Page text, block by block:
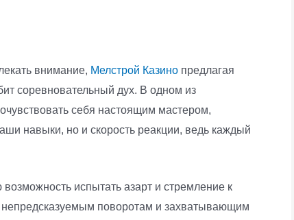
внимание, Мелстрой Казино предлагая
соревновательный дух. В одном из
себя настоящим мастером,
навыки, но и скорость реакции, ведь каждый
испытать азарт и стремление к
непредсказуемым поворотам и захватывающим